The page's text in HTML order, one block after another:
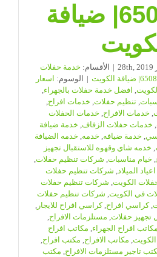
65080771| ضيافة
| الأقسام: خدمة حفلات
| الوسوم: اسعار
, افضل خدمة حفلات بالجهراء,
,تنظيم حفلات, خدمات افراح,
, خدمات الافراح, خدمات الحفلات
, خدمات حفلات الزفاف, خدمة ضيافة
, خدمة ضيافه, خدمه, خدمه الضيافة
, خدمه شاي وقهوه للاستقبال تجهيز
, خيام مناسبات, شركات تنظيم حفلات,
الميلاد, شركات تنظيم حفلات
الكويت, شركات تنظيم حفلات
في الكويت, شركات تنظيم حفلات
,كراسي افراح,كراسي افراح للايجار ,
تجهيز حفلات, مستلزمات الافراح,
مكاتب افراح الجهراء, مكاتب افراح
, مكاتب الافراح, مكتب افراح,
تاجير مستلزمات الافراح, مكتب